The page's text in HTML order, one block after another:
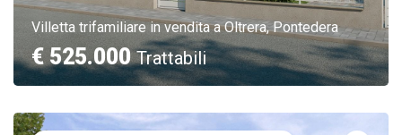
Villetta trifamiliare in vendita a Oltrera, Pontedera
€ 525.000Trattabili